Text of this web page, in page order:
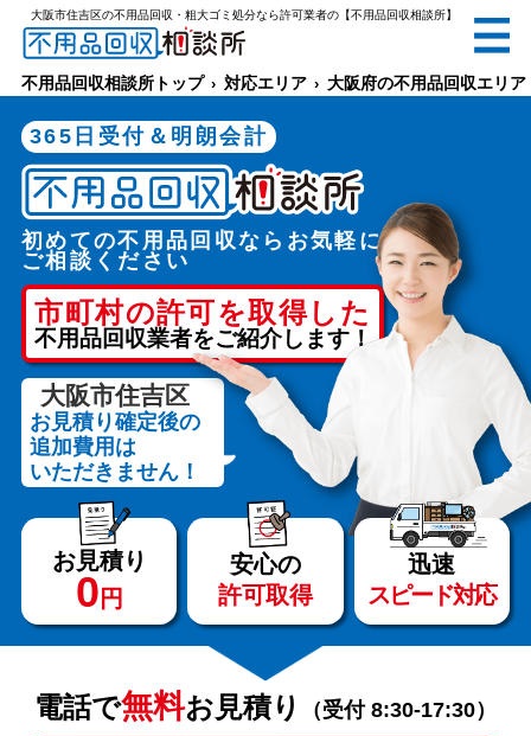
大阪市住吉区の不用品回収・粗大ゴミ処分なら許可業者の【不用品回収相談所】
電話で無料お見積り（受付 8:30-17:30）
メールでのご相談は24時間受付中
不用品回収相談所TOP
当社について
サービス
料金
不用品回収相談所トップ 対応エリア 大阪府の不用品回収エリア
365日受付＆明朗会計
初めての不用品回収ならお気軽に
ご相談ください
市町村の許可を取得した
不用品回収業者をご紹介します！
大阪市住吉区
お見積り確定後の
追加費用は
いただきません！
お見積り
0 円
安心の
許可取得
迅速
スピード対応
電話で無料お見積り （受付 8:30-17:30）